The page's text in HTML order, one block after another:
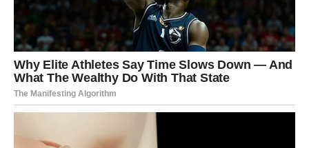
vašom unutrašnjom istinom donosi olakšanje i stabilnost.
Za Vagu, ključna poruka glasi: ravnoteža se ne postiže
izbegavanjem, već jasnim izborom.
BLIZANCI – VESTI, SUSRETI I
ODLUKE KOJE MENJAJU TOK